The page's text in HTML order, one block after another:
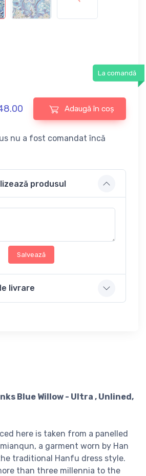
La comandă
Adaugă în coș
nu a fost comandat încă
produsul
Salvează
livrare
Blue Willow - Ultra , Unlined,
here is taken from a panelled
a garment worn by Han
traditional Hanfu dress style.
than three millennia to the